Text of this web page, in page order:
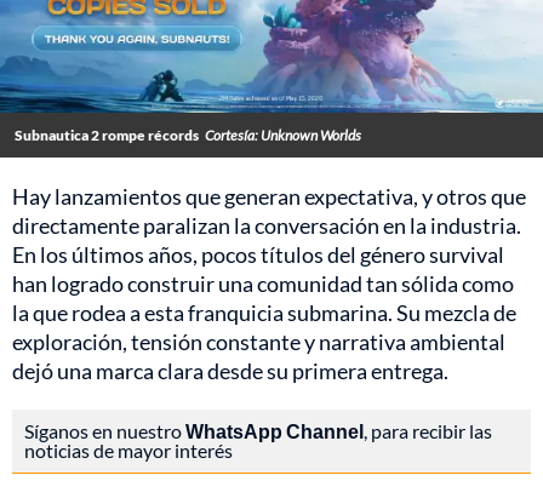
Subnautica 2 rompe récords Cortesía: Unknown Worlds
Hay lanzamientos que generan expectativa, y otros que
directamente paralizan la conversación en la industria.
En los últimos años, pocos títulos del género survival
han logrado construir una comunidad tan sólida como
la que rodea a esta franquicia submarina. Su mezcla de
exploración, tensión constante y narrativa ambiental
dejó una marca clara desde su primera entrega.
Síganos en nuestroWhatsApp Channel, para recibir las
noticias de mayor interés